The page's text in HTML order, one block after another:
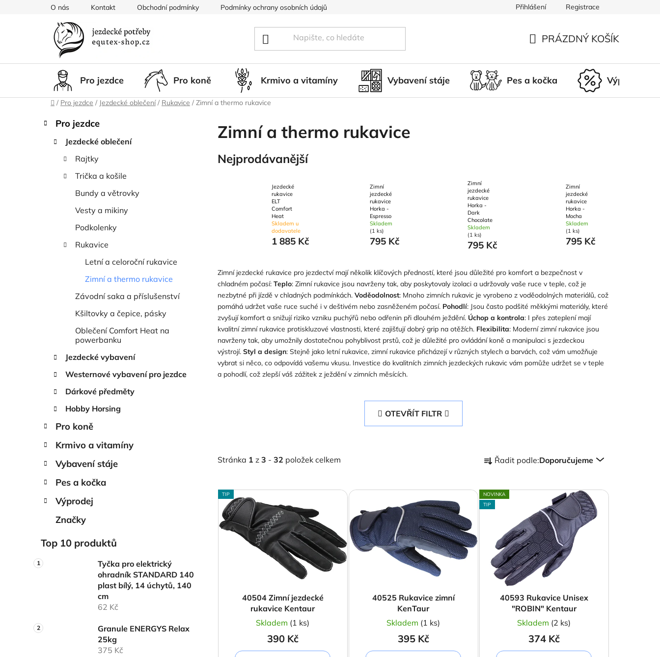
O nás Kontakt Obchodní podmínky Podmínky ochrany osobních údajů Doprava a platba Nepřevzetí zásilky
Přihlášení Registrace
KOŠÍK
PRÁZDNÝ KOŠÍK
Pro jezdce Pro koně Krmivo a vitamíny Vybavení stáje Pes a kočka Výprodej
Domů
/ Pro jezdce / Jezdecké oblečení / Rukavice / Zimní a thermo rukavice
PPřeskočit
kategorie
K
a
Pro jezdce
Jezdecké oblečení
Rajtky
Trička a košile
Bundy a větrovky
Vesty a mikiny
Podkolenky
Rukavice
Letní a celoroční rukavice
Zimní a thermo rukavice
Závodní saka a příslušenství
Kšiltovky a čepice, pásky
Oblečení Comfort Heat na
powerbanku
Jezdecké vybavení
Westernové vybavení pro jezdce
Dárkové předměty
Hobby Horsing
Pro koně
Krmivo a vitamíny
Vybavení stáje
Pes a kočka
Výprodej
Značky
Top 10 produktů
Tyčka pro elektrický
ohradník STANDARD 140
plast bílý, 14 úchytů, 140
cm
62 Kč
Granule ENERGYS Relax
25kg
375 Kč
Zimní a thermo rukavice
Nejprodávanější
Jezdecké
rukavice
ELT
Comfort
Heat
Skladem u
dodavatele
1 885 Kč
Zimní
jezdecké
rukavice
Horka -
Espresso
Skladem
(1 ks)
795 Kč
Zimní
jezdecké
rukavice
Horka -
Dark
Chocolate
Skladem
(1 ks)
795 Kč
Zimní
jezdecké
rukavice
Horka -
Mocha
Skladem
(1 ks)
795 Kč
Zimní jezdecké rukavice pro jezdectví mají několik klíčových předností, které jsou důležité pro komfort a bezpečnost v
chladném počasí: Teplo: Zimní rukavice jsou navrženy tak, aby poskytovaly izolaci a udržovaly vaše ruce v teple, což je
nezbytné při jízdě v chladných podmínkách. Voděodolnost: Mnoho zimních rukavic je vyrobeno z voděodolných materiálů, což
pomáhá udržet vaše ruce suché i v deštivém nebo zasněženém počasí. Pohodlí: Jsou často podšité měkkými materiály, které
zvyšují komfort a snižují riziko vzniku puchýřů nebo odřenin při dlouhém ježdění. Úchop a kontrola: I přes zateplení mají
kvalitní zimní rukavice protiskluzové vlastnosti, které zajišťují dobrý grip na otěžích. Flexibilita: Moderní zimní rukavice jsou
navrženy tak, aby umožnily dostatečnou pohyblivost prstů, což je důležité pro ovládání koně a manipulaci s jezdeckou
výstrojí. Styl a design: Stejně jako letní rukavice, zimní rukavice přicházejí v různých stylech a barvách, což vám umožňuje
vybrat si něco, co odpovídá vašemu vkusu. Investice do kvalitních zimních jezdeckých rukavic vám pomůže udržet se v teple
a pohodlí, což zlepší váš zážitek z ježdění v zimních měsících.
OTEVŘÍT FILTR
Stránka 1 z 3 - 32 položek celkem
a
e
n
Řadit podle:Doporučujeme
V
ý
p
i
TIP
40504 Zimní jezdecké
rukavice Kentaur
Skladem (1 ks)
390 Kč
40525 Rukavice zimní
KenTaur
Skladem (1 ks)
395 Kč
NOVINKA
TIP
40593 Rukavice Unisex
"ROBIN" Kentaur
Skladem (2 ks)
374 Kč